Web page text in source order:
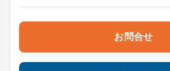
お問合せ